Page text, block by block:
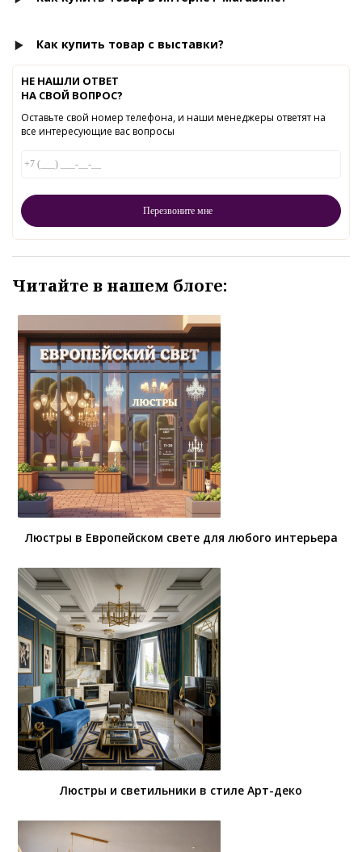
Как купить товар с выставки?
НЕ НАШЛИ ОТВЕТ
НА СВОЙ ВОПРОС?
Оставьте свой номер телефона, и наши менеджеры ответят на
все интересующие вас вопросы
Читайте в нашем блоге:
Люстры в Европейском свете для любого интерьера
Люстры и светильники в стиле Арт-деко